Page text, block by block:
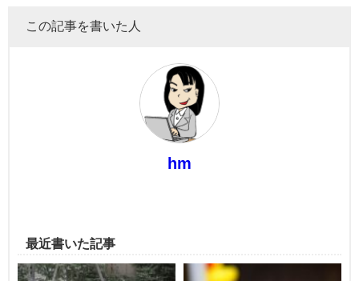
この記事を書いた人
hm
最近書いた記事